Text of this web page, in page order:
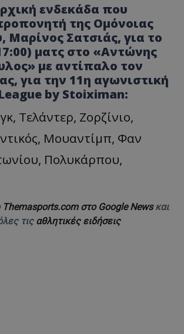
ενδεκάδα που
της Ομόνοιας
Σατσιάς, για το
ματς στο «Αντώνης
με αντίπαλο τον
για την 11η αγωνιστική
by Stoiximan:
Τελάντερ, Ζορζίνιο,
Μουαντίμπ, Φαν
Πολυκάρπου,
Themasports.com στο Google Newsκαι
τις αθλητικές ειδήσεις